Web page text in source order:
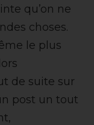
qu’on ne
choses.
le plus
de suite sur
post un tout